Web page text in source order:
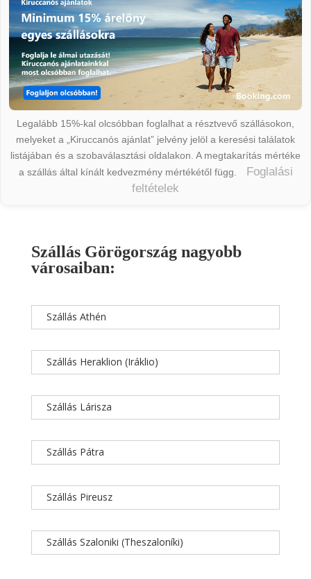
Legalább 15%-kal olcsóbban foglalhat a résztvevő szállásokon,
melyeket a „Kiruccanós ajánlat” jelvény jelöl a keresési találatok
listájában és a szobaválasztási oldalakon. A megtakarítás mértéke
a szállás által kínált kedvezmény mértékétől függ.
Foglalási
feltételek
Szállás Görögország nagyobb
városaiban:
Szállás Athén
Szállás Heraklion (Iráklio)
Szállás Lárisza
Szállás Pátra
Szállás Pireusz
Szállás Szaloniki (Theszaloníki)